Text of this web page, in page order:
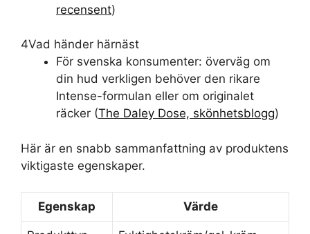
recensent)
4Vad händer härnäst
För svenska konsumenter: överväg om
din hud verkligen behöver den rikare
Intense-formulan eller om originalet
räcker (The Daley Dose, skönhetsblogg)
Här är en snabb sammanfattning av produktens
viktigaste egenskaper.
Egenskap Värde